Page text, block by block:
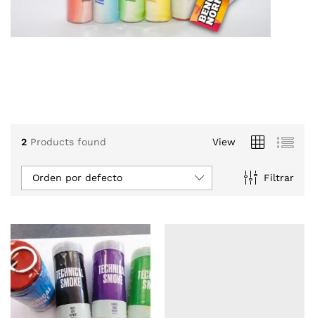
2 Products found View
Filtrar
Orden por defecto